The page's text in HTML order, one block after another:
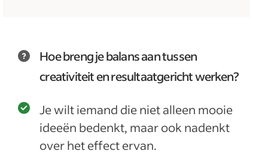
Hoe breng je balans aan tussen
creativiteit en resultaatgericht werken?
Je wilt iemand die niet alleen mooie
ideeën bedenkt, maar ook nadenkt
over het effect ervan.